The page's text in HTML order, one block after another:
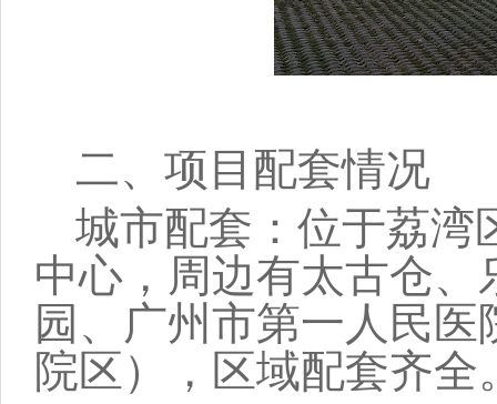
二、项目配套情况
城市配套： 位于荔湾
中心，周边有太古仓
园、广州市第一人民
院区），区域配套齐全